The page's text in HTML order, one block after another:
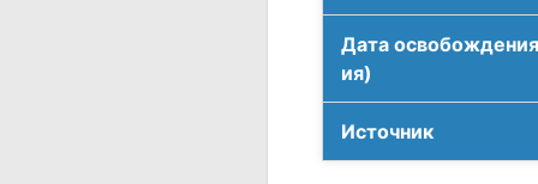
Дата
ия)
Источник